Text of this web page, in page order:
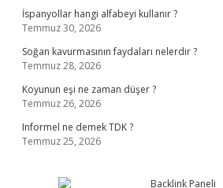
İspanyollar hangi alfabeyi kullanır ?
Temmuz 30, 2026
Soğan kavurmasının faydaları nelerdir ?
Temmuz 28, 2026
Koyunun eşi ne zaman düşer ?
Temmuz 26, 2026
Informel ne demek TDK ?
Temmuz 25, 2026